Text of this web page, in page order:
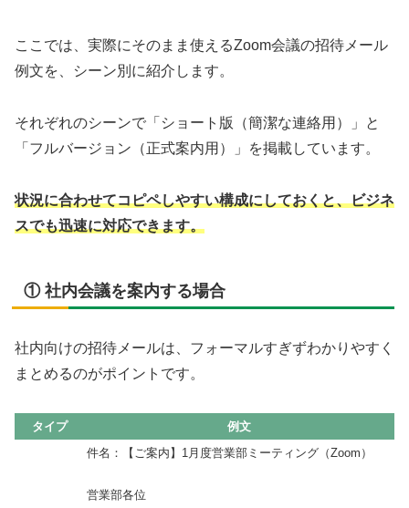
ここでは、実際にそのまま使えるZoom会議の招待メール
例文を、シーン別に紹介します。
それぞれのシーンで「ショート版（簡潔な連絡用）」と
「フルバージョン（正式案内用）」を掲載しています。
状況に合わせてコピペしやすい構成にしておくと、ビジネ
スでも迅速に対応できます。
① 社内会議を案内する場合
社内向けの招待メールは、フォーマルすぎずわかりやすく
まとめるのがポイントです。
タイプ 例文
件名：【ご案内】1月度営業部ミーティング（Zoom）
営業部各位